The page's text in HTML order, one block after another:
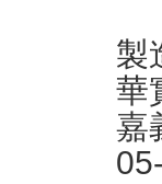
製
華
嘉